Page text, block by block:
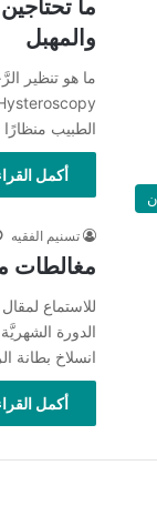
ما
والمهبل
ما هو تنظير
الطبيب
أكمل
تسنيم الفقيه
مغالطات
للاستماع
الدورة
انسلاخ بطانة
أكمل